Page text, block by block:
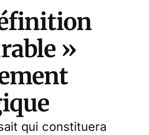
»
qui constituera